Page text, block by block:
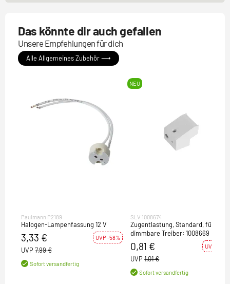
Das könnte dir auch gefallen
Unsere Empfehlungen für dich
Alle Allgemeines Zubehör ⟶
Paulmann P2189
Halogen-Lampenfassung 12 V
3,33 € UVP -58%
UVP 7,99 €
Sofort versandfertig
NEU
SLV 1008674
Zugentlastung, Standard, für DALI
dimmbare Treiber: 1008669
0,81 € UVP -20%
UVP 1,01 €
Sofort versandfertig